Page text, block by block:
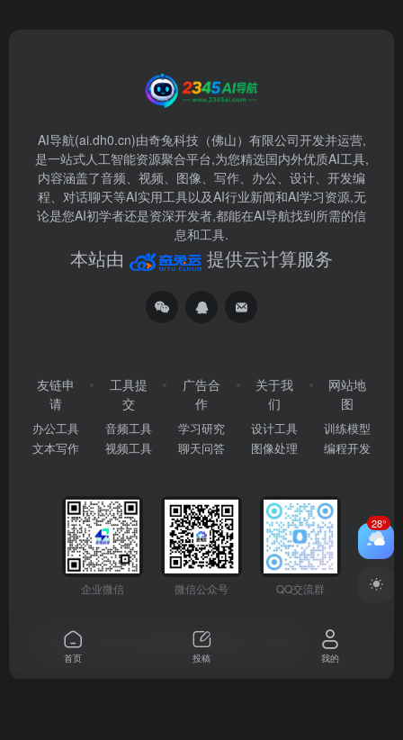
AI导航(ai.dh0.cn)由奇兔科技（佛山）有限公司开发并运营,
是一站式人工智能资源聚合平台,为您精选国内外优质AI工具,
内容涵盖了音频、视频、图像、写作、办公、设计、开发编
程、对话聊天等AI实用工具以及AI行业新闻和AI学习资源,无
论是您AI初学者还是资深开发者,都能在AI导航找到所需的信
息和工具.
本站由 提供云计算服务
友链申
请
办公工具
文本写作
工具提
交
音频工具
视频工具
广告合
作
学习研究
聊天问答
关于我
们
设计工具
图像处理
网站地
图
训练模型
编程开发
企业微信 微信公众号 QQ交流群
Copyright © 2026 粤ICP备2024177666号
28°
首页 投稿 我的